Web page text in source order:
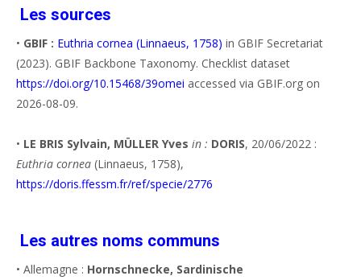
Les sources
• GBIF : Euthria cornea (Linnaeus, 1758) in GBIF Secretariat
(2023). GBIF Backbone Taxonomy. Checklist dataset
https://doi.org/10.15468/39omei accessed via GBIF.org on
2026-08-09.
• LE BRIS Sylvain, MÜLLER Yves in : DORIS, 20/06/2022 :
Euthria cornea (Linnaeus, 1758),
https://doris.ffessm.fr/ref/specie/2776
Les autres noms communs
• Allemagne : Hornschnecke, Sardinische